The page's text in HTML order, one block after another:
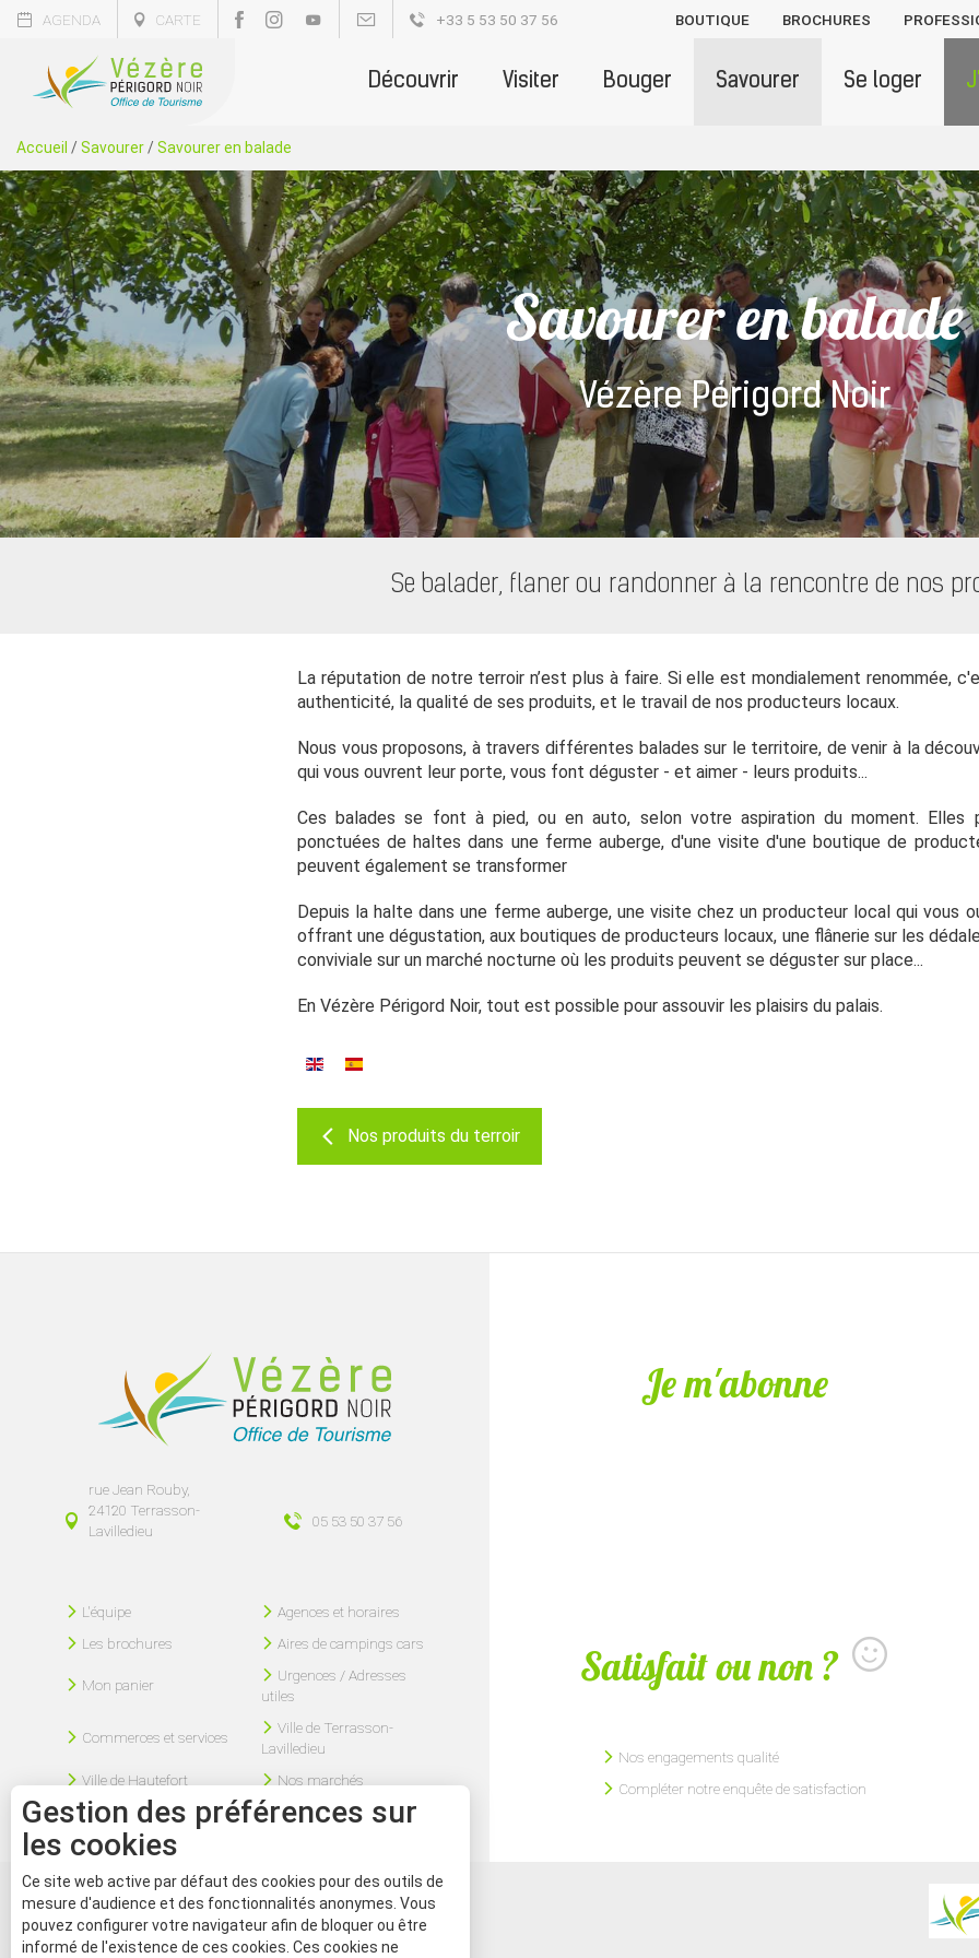
AGENDA CARTE +33 5 53 50 37 56 BOUTIQUE BROCHURES
Découvrir Visiter Bouger Savourer Se loger
Accueil / Savourer/ Savourer en balade
Savourer en balade
Vézère Périgord Noir
Se balader, flaner ou randonner à la rencontre de nos
La réputation de notre terroir n’est plus à faire. Si elle est mondialement renommée,
authenticité, la qualité de ses produits, et le travail de nos producteurs locaux.
Nous vous proposons, à travers différentes balades sur le territoire, de venir à la
qui vous ouvrent leur porte, vous font déguster - et aimer - leurs produits...
Ces balades se font à pied, ou en auto, selon votre aspiration du moment. Elles
ponctuées de haltes dans une ferme auberge, d'une visite d'une boutique de
peuvent également se transformer
Depuis la halte dans une ferme auberge, une visite chez un producteur local qui vous
offrant une dégustation, aux boutiques de producteurs locaux, une flânerie sur les
conviviale sur un marché nocturne où les produits peuvent se déguster sur place...
En Vézère Périgord Noir, tout est possible pour assouvir les plaisirs du palais.
Nos produits du terroir
rue Jean Rouby,
24120 Terrasson-
Lavilledieu
05 53 50 37 56
L'équipe
Agences et horaires
Les brochures
Aires de campings cars
Mon panier
Urgences / Adresses
utiles
Commerces et services
Ville de Terrasson-
Lavilledieu
Ville de Hautefort
Nos marchés
Je m'abonne
Satisfait ou non ?
Nos engagements qualité
Compléter notre enquête de satisfaction
Mentions légales Plan du site Nous contacter
Gestion des préférences sur
les cookies
Ce site web active par défaut des cookies pour des outils de
mesure d'audience et des fonctionnalités anonymes. Vous
pouvez configurer votre navigateur afin de bloquer ou être
informé de l'existence de ces cookies. Ces cookies ne